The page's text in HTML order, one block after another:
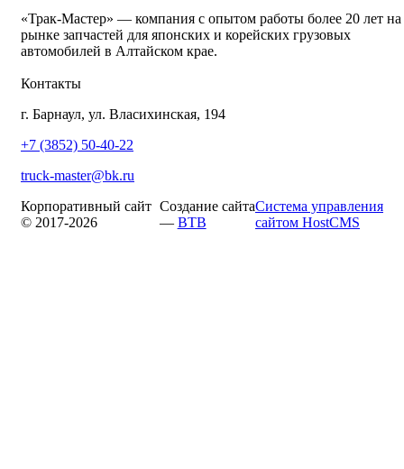
«Трак-Мастер» — компания с опытом работы более 20 лет на
рынке запчастей для японских и корейских грузовых
автомобилей в Алтайском крае.
Контакты
г. Барнаул, ул. Власихинская, 194
+7 (3852) 50-40-22
truck-master@bk.ru
Корпоративный сайт
© 2017-2026
Создание сайта
— BTB
Система управления
сайтом HostCMS